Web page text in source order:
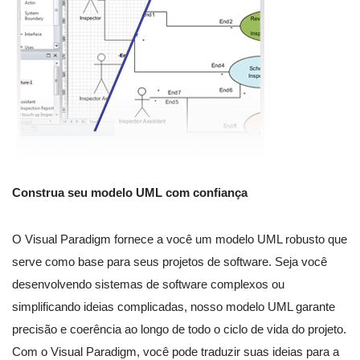
Construa seu modelo UML com confiança
O Visual Paradigm fornece a você um modelo UML robusto que
serve como base para seus projetos de software. Seja você
desenvolvendo sistemas de software complexos ou
simplificando ideias complicadas, nosso modelo UML garante
precisão e coerência ao longo de todo o ciclo de vida do projeto.
Com o Visual Paradigm, você pode traduzir suas ideias para a